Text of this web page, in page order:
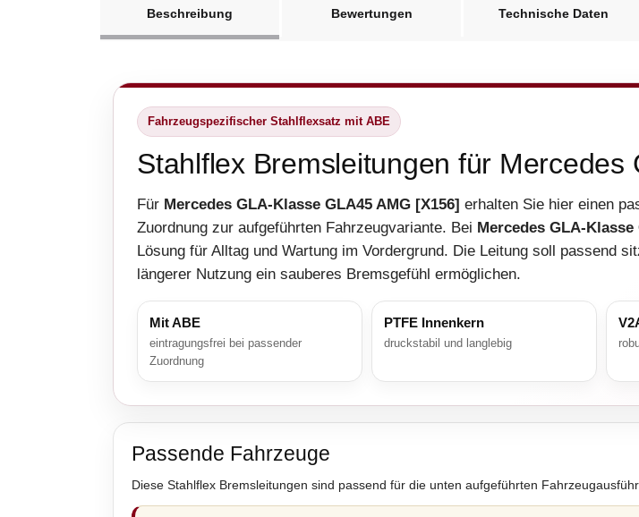
Beschreibung
Bewertungen Technische Daten
Fahrzeugspezifischer Stahlflexsatz mit ABE
Stahlflex Bremsleitungen für Mercedes
Für Mercedes GLA-Klasse GLA45 AMG [X156] erhalten Sie hier einen
Zuordnung zur aufgeführten Fahrzeugvariante. Bei Mercedes GLA-Klasse
Lösung für Alltag und Wartung im Vordergrund. Die Leitung soll passend
längerer Nutzung ein sauberes Bremsgefühl ermöglichen.
Mit ABE
eintragungsfrei bei passender
Zuordnung
PTFE Innenkern
druckstabil und langlebig
Passende Fahrzeuge
Diese Stahlflex Bremsleitungen sind passend für die unten aufgeführten